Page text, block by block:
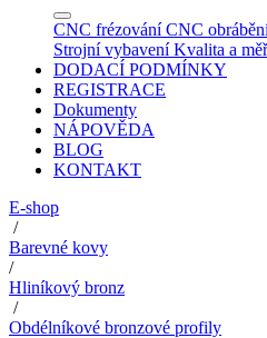
CNC frézování CNC
Strojní vybavení Kvalita a
DODACÍ PODMÍNKY
REGISTRACE
Dokumenty
NÁPOVĚDA
BLOG
KONTAKT
E-shop
/
Barevné kovy
/
Hliníkový bronz
/
Obdélníkové bronzové profily